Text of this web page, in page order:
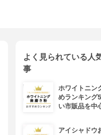
よく見られている人
事
ホワイトニン
めランキング
い市販品を中
アイシャドウ